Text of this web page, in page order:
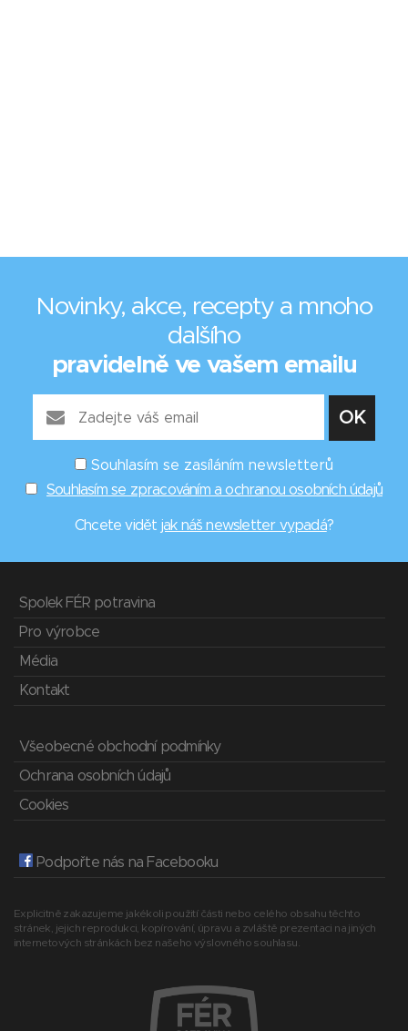
Novinky, akce, recepty a mnoho
dalšího
pravidelně ve vašem emailu
Souhlasím se zasíláním newsletterů
Souhlasím se zpracováním a ochranou osobních údajů
Chcete vidět jak náš newsletter vypadá?
Spolek FÉR potravina
Pro výrobce
Média
Kontakt
Všeobecné obchodní podmínky
Ochrana osobních údajů
Cookies
Podpořte nás na Facebooku
Explicitně zakazujeme jakékoli použití části nebo celého obsahu těchto
stránek, jejich reprodukci, kopírování, úpravu a zvláště prezentaci na jiných
internetových stránkách bez našeho výslovného souhlasu.